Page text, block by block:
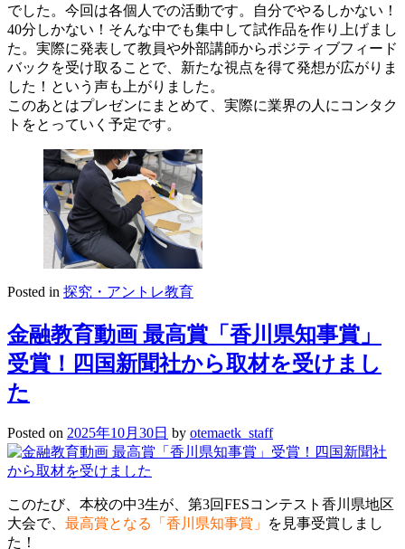
でした。今回は各個人での活動です。自分でやるしかない！
40分しかない！そんな中でも集中して試作品を作り上げまし
た。実際に発表して教員や外部講師からポジティブフィード
バックを受け取ることで、新たな視点を得て発想が広がりま
した！という声も上がりました。
このあとはプレゼンにまとめて、実際に業界の人にコンタク
トをとっていく予定です。
Posted in 探究・アントレ教育
金融教育動画 最高賞「香川県知事賞」
受賞！四国新聞社から取材を受けまし
た
Posted on 2025年10月30日 by otemaetk_staff
このたび、本校の中3生が、第3回FESコンテスト香川県地区
大会で、 最高賞となる「香川県知事賞」
を見事受賞しまし
た！